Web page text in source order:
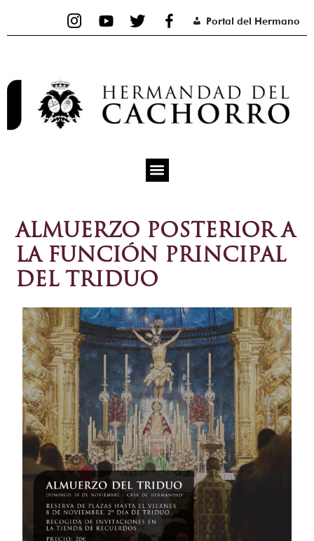
Portal del Hermano
ALMUERZO POSTERIOR A
LA FUNCIÓN PRINCIPAL
DEL TRIDUO